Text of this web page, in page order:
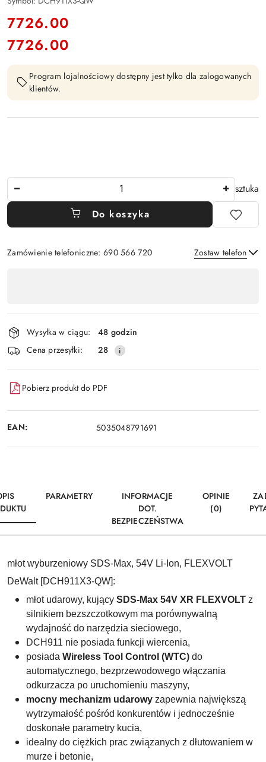
cena:
7726.00
Cena:
7726.00
Program lojalnościowy dostępny jest tylko dla zalogowanych
klientów.
sztuka
Do koszyka
Zamówienie telefoniczne: 690 566 720 Zostaw telefon
płatność
i
dostawa
Wysyłka w ciągu:
48 godzin
Cena przesyłki:
28
Pobierz produkt do PDF
EAN: 5035048791691
PARAMETRY
INFORMACJE
DOT.
BEZPIECZEŃSTWA
OPINIE
(0)
młot wyburzeniowy SDS-Max, 54V Li-Ion, FLEXVOLT
DeWalt [DCH911X3-QW]:
młot udarowy, kujący SDS-Max 54V XR FLEXVOLT z
silnikiem bezszczotkowym ma porównywalną
wydajność do narzędzia sieciowego,
DCH911 nie posiada funkcji wiercenia,
posiada Wireless Tool Control (WTC) do
automatycznego, bezprzewodowego włączania
odkurzacza po uruchomieniu maszyny,
mocny mechanizm udarowy zapewnia największą
wytrzymałość pośród konkurentów i jednocześnie
doskonałe parametry kucia,
idealny do ciężkich prac związanych z dłutowaniem w
murze i betonie,